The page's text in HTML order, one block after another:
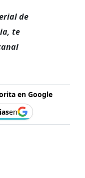
de
te
en Google
en